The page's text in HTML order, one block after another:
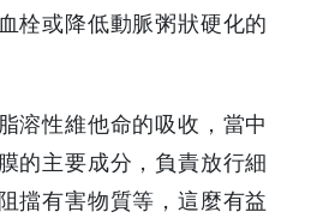
栓或降低動脈粥狀硬化的
溶性維他命的吸收，當中
的主要成分，負責放行細
擋有害物質等，這麼有益